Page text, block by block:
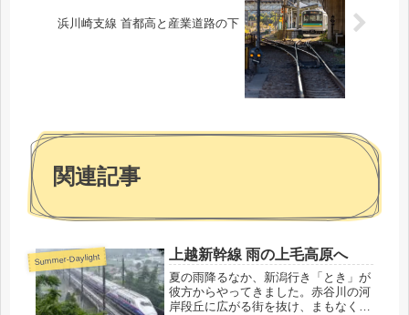
浜川崎支線 首都高と産業道路の下
関連記事
Summer-Daylight 上越新幹線 雨の上毛高原へ
夏の雨降るなか、新潟行き「とき」が
彼方からやってきました。赤谷川の河
岸段丘に広がる街を抜け、まもなく上